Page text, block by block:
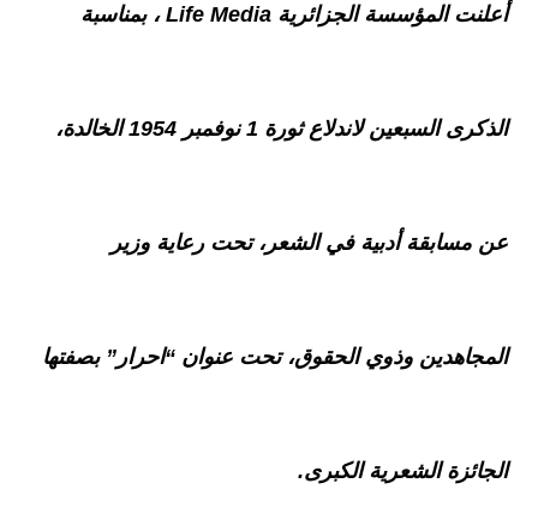
أعلنت المؤسسة الجزائرية Life Media ، بمناسبة
الذكرى السبعين لاندلاع ثورة 1 نوفمبر 1954 الخالدة،
عن مسابقة أدبية في الشعر، تحت رعاية وزير
المجاهدين وذوي الحقوق، تحت عنوان “احرار” بصفتها
الجائزة الشعرية الكبرى.